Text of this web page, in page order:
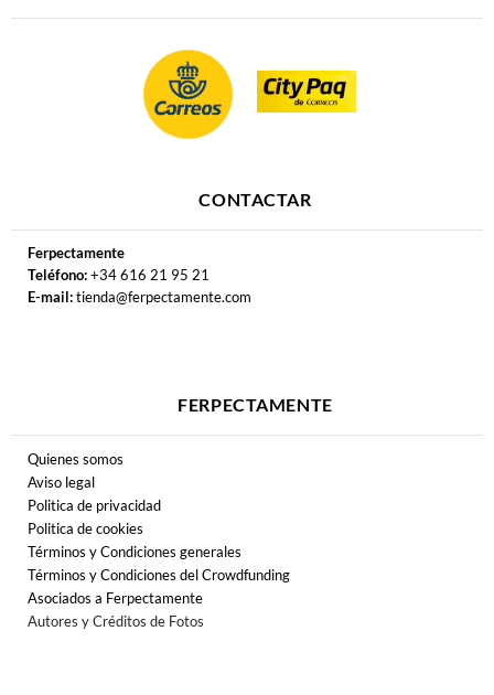
CONTACTAR
Ferpectamente
Teléfono:+34 616 21 95 21
E-mail:tienda@ferpectamente.com
FERPECTAMENTE
Quienes somos
Aviso legal
Politica de privacidad
Politica de cookies
Términos y Condiciones generales
Términos y Condiciones del Crowdfunding
Asociados a Ferpectamente
Autores y Créditos de Fotos